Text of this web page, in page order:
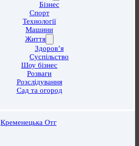
Бізнес
Спорт
Технології
Машини
Життя
Здоров’я
Суспільство
Шоу бізнес
Розваги
Розслідування
Сад та огород
Кременецька Отг